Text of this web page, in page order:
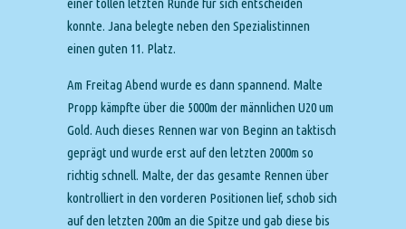
einer tollen letzten Runde für sich entscheiden
konnte. Jana belegte neben den Spezialistinnen
einen guten 11. Platz.
Am Freitag Abend wurde es dann spannend. Malte
Propp kämpfte über die 5000m der männlichen U20 um
Gold. Auch dieses Rennen war von Beginn an taktisch
geprägt und wurde erst auf den letzten 2000m so
richtig schnell. Malte, der das gesamte Rennen über
kontrolliert in den vorderen Positionen lief, schob sich
auf den letzten 200m an die Spitze und gab diese bis